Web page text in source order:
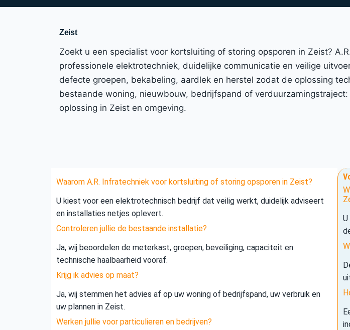
Zeist
Zoekt u een specialist voor kortsluiting of storing opsporen in Zeist?
professionele elektrotechniek, duidelijke communicatie en veilige
defecte groepen, bekabeling, aardlek en herstel zodat de oplossing
bestaande woning, nieuwbouw, bedrijfspand of
oplossing in Zeist en omgeving.
Waarom A.R. Infratechniek voor kortsluiting of storing opsporen in Zeist?
U kiest voor een elektrotechnisch bedrijf dat veilig werkt, duidelijk adviseert
en installaties netjes oplevert.
Controleren jullie de bestaande installatie?
Ja, wij beoordelen de meterkast, groepen, beveiliging, capaciteit en
technische haalbaarheid vooraf.
Krijg ik advies op maat?
Ja, wij stemmen het advies af op uw woning of bedrijfspand, uw verbruik en
uw plannen in Zeist.
Werken jullie voor particulieren en bedrijven?